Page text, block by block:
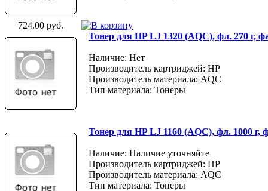
724.00 руб.
Тонер для HP LJ 1320 (AQC), фл. 270 г,
Наличие: Нет
Производитель картриджей: HP
Производитель материала: AQC
Тип материала: Тонеры
Тонер для HP LJ 1160 (AQC), фл. 1000 г,
Наличие: Наличие уточняйте
Производитель картриджей: HP
Производитель материала: AQC
Тип материала: Тонеры